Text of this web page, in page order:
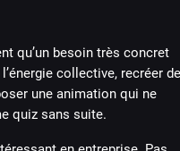
qu’un besoin très concret
collective, recréer
une animation qui ne
quiz sans suite.